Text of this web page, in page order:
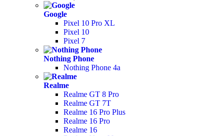
Google
Pixel 10 Pro XL
Pixel 10
Pixel 7
Nothing Phone
Nothing Phone 4a
Realme
Realme GT 8 Pro
Realme GT 7T
Realme 16 Pro Plus
Realme 16 Pro
Realme 16